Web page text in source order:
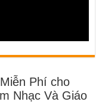
Phí cho
Nhạc Và Giáo